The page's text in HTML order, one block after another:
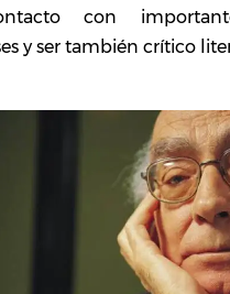
con
y ser también crítico